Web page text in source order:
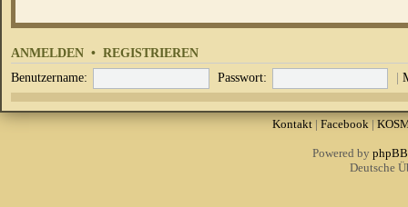
ANMELDEN • REGISTRIEREN
Benutzername: Passwort: |
Kontakt| Facebook|
Powered by phpBB
Deutsche